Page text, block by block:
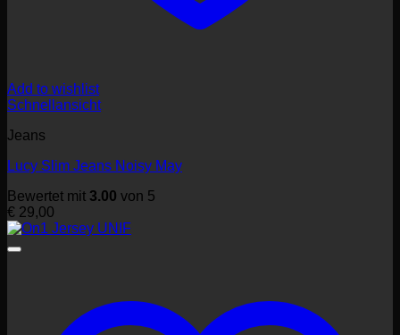
Add to wishlist
Schnellansicht
Jeans
Lucy Slim Jeans Noisy May
Bewertet mit 3.00 von 5
€ 29,00